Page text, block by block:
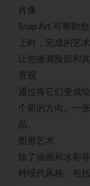
肖像
Snap Art 可帮助
上时，完成的艺
让您微调脸部和
景观
通过将它们变成
个新的方向。一
品。
图形艺术
除了油画和水彩
种现代风格，包